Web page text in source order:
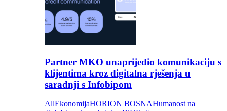
Partner MKO unaprijedio komunikaciju s
klijentima kroz digitalna rješenja u
saradnji s Infobipom
AllEkonomijaHORION BOSNAHumanost na